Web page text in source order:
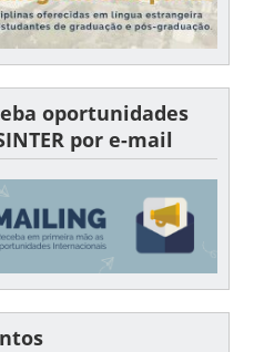
oportunidades
por e-mail